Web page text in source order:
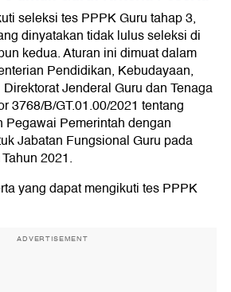
seleksi tes PPPK Guru tahap 3,
dinyatakan tidak lulus seleksi di
kedua. Aturan ini dimuat dalam
Pendidikan, Kebudayaan,
Jenderal Guru dan Tenaga
3768/B/GT.01.00/2021 tentang
Pemerintah dengan
Jabatan Fungsional Guru pada
2021.
yang dapat mengikuti tes PPPK
ADVERTISEMENT